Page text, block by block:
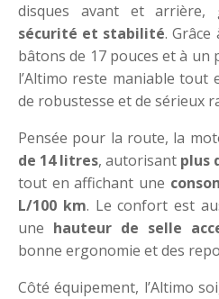
disques avant et arrière,
sécurité et stabilité. Grâce
bâtons de 17 pouces et à un
l’Altimo reste maniable
de robustesse et de sérieux
Pensée pour la route, la
de 14 litres, autorisant plus
tout en affichant une
L/100 km. Le confort est
une hauteur de selle
bonne ergonomie et des
Côté équipement, l’Altimo